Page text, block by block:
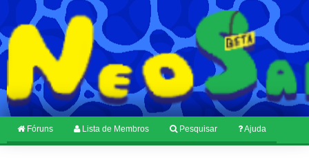
Fóruns Lista de Membros Pesquisar Ajuda